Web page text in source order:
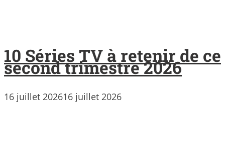
10 Séries TV à retenir de ce
second trimestre 2026
16 juillet 202616 juillet 2026